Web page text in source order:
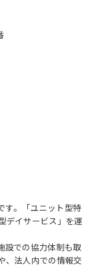
す。「ユニット型特
デイサービス」を運
設での協力体制も取
、法人内での情報交